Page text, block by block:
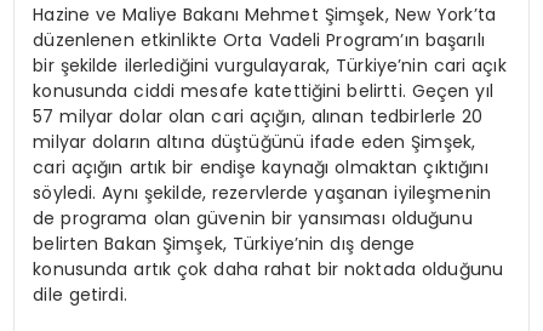
Hazine ve Maliye Bakanı Mehmet Şimşek, New York’ta
düzenlenen etkinlikte Orta Vadeli Program’ın başarılı
bir şekilde ilerlediğini vurgulayarak, Türkiye’nin cari açık
konusunda ciddi mesafe katettiğini belirtti. Geçen yıl
57 milyar dolar olan cari açığın, alınan tedbirlerle 20
milyar doların altına düştüğünü ifade eden Şimşek,
cari açığın artık bir endişe kaynağı olmaktan çıktığını
söyledi. Aynı şekilde, rezervlerde yaşanan iyileşmenin
de programa olan güvenin bir yansıması olduğunu
belirten Bakan Şimşek, Türkiye’nin dış denge
konusunda artık çok daha rahat bir noktada olduğunu
dile getirdi.